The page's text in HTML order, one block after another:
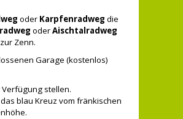
oder Karpfenradweg die
oderAischtalradweg
Zenn.
Garage (kostenlos)
stellen.
blau Kreuz vom fränkischen